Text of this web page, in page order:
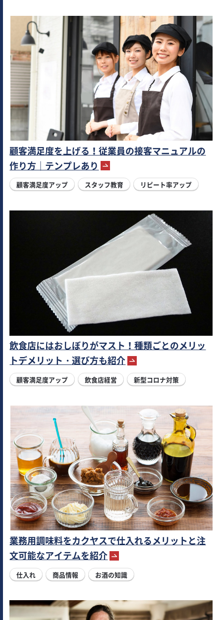
顧客満足度を上げる！従業員の接客マニュアルの
作り方｜テンプレあり
顧客満足度アップ スタッフ教育 リピート率アップ
飲食店にはおしぼりがマスト！種類ごとのメリッ
トデメリット・選び方も紹介
顧客満足度アップ 飲食店経営 新型コロナ対策
業務用調味料をカクヤスで仕入れるメリットと注
文可能なアイテムを紹介
仕入れ 商品情報 お酒の知識